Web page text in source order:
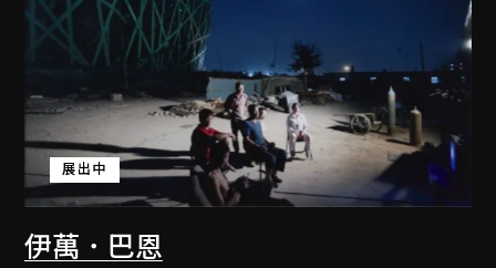
伊萬．巴恩
展出中